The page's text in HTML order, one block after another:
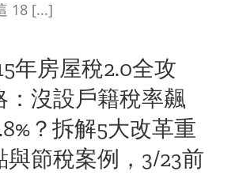
18 [...]
年房屋稅2.0全攻
：沒設戶籍稅率飆
？拆解5大改革重
與節稅案例，3/23前